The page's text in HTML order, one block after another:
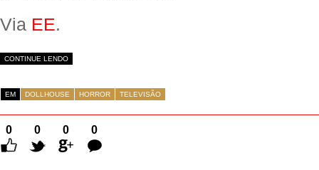
Via EE.
CONTINUE LENDO
EM DOLLHOUSE HORROR TELEVISÃO
0 0 0
0
Comentários